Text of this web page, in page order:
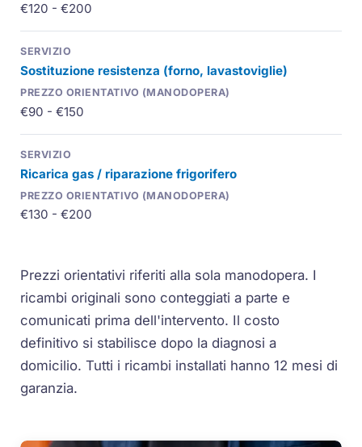
€120 - €200
Sostituzione resistenza (forno, lavastoviglie)
€90 - €150
Ricarica gas / riparazione frigorifero
€130 - €200
Prezzi orientativi riferiti alla sola manodopera. I
ricambi originali sono conteggiati a parte e
comunicati prima dell'intervento. Il costo
definitivo si stabilisce dopo la diagnosi a
domicilio. Tutti i ricambi installati hanno 12 mesi di
garanzia.